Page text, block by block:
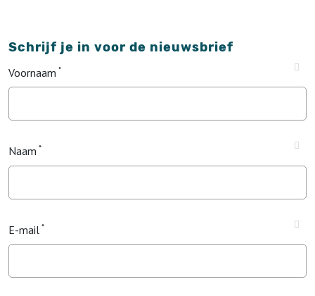
Schrijf je in voor de nieuwsbrief
Voornaam
Naam
E-mail